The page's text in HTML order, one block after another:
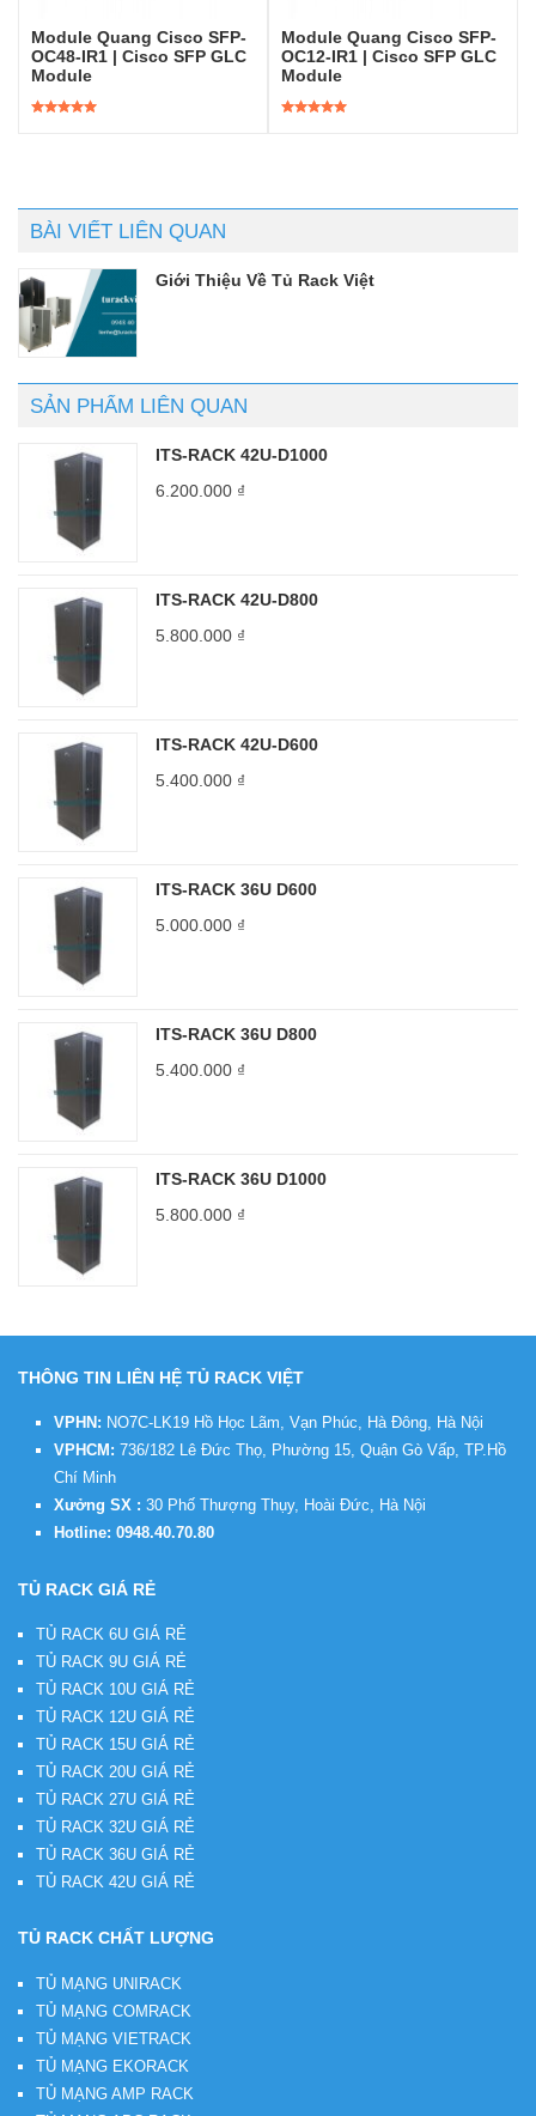
Module Quang Cisco SFP-
OC48-IR1 | Cisco SFP GLC
Module
Module Quang Cisco SFP-
OC12-IR1 | Cisco SFP GLC
Module
BÀI VIẾT LIÊN QUAN
Giới Thiệu Về Tủ Rack Việt
SẢN PHẨM LIÊN QUAN
ITS-RACK 42U-D1000
6.200.000 ₫
ITS-RACK 42U-D800
5.800.000 ₫
ITS-RACK 42U-D600
5.400.000 ₫
ITS-RACK 36U D600
5.000.000 ₫
ITS-RACK 36U D800
5.400.000 ₫
ITS-RACK 36U D1000
5.800.000 ₫
THÔNG TIN LIÊN HỆ TỦ RACK VIỆT
VPHN: NO7C-LK19 Hồ Học Lãm, Vạn Phúc, Hà Đông, Hà Nội
VPHCM: 736/182 Lê Đức Thọ, Phường 15, Quận Gò Vấp, TP.Hồ
Chí Minh
Xưởng SX : 30 Phố Thượng Thụy, Hoài Đức, Hà Nội
Hotline: 0948.40.70.80
TỦ RACK GIÁ RẺ
TỦ RACK 6U GIÁ RẺ
TỦ RACK 9U GIÁ RẺ
TỦ RACK 10U GIÁ RẺ
TỦ RACK 12U GIÁ RẺ
TỦ RACK 15U GIÁ RẺ
TỦ RACK 20U GIÁ RẺ
TỦ RACK 27U GIÁ RẺ
TỦ RACK 32U GIÁ RẺ
TỦ RACK 36U GIÁ RẺ
TỦ RACK 42U GIÁ RẺ
TỦ RACK CHẤT LƯỢNG
TỦ MẠNG UNIRACK
TỦ MẠNG COMRACK
TỦ MẠNG VIETRACK
TỦ MẠNG EKORACK
TỦ MẠNG AMP RACK